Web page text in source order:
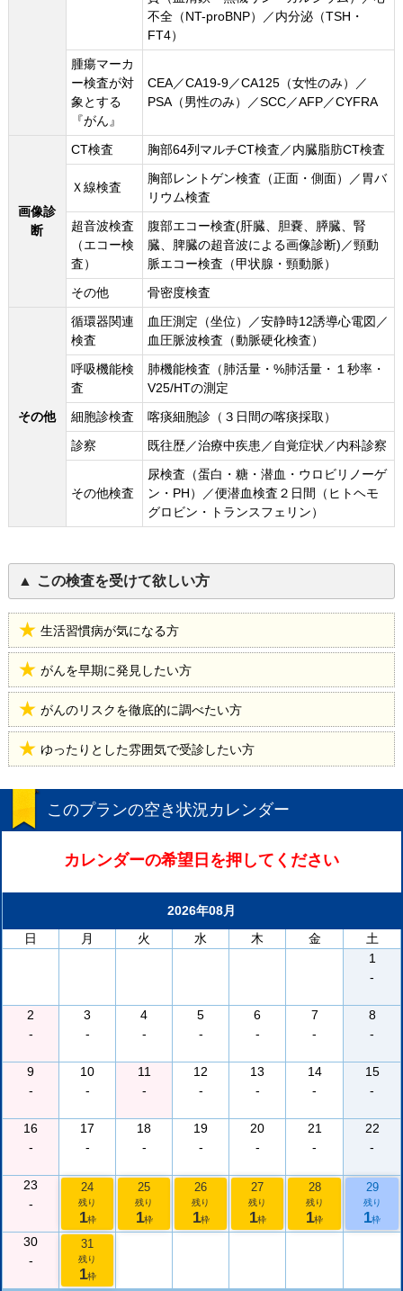
不全（NT-proBNP）／内分泌（TSH・
FT4）
腫瘍マーカ
ー検査が対
象とする
『がん』
CEA／CA19-9／CA125（女性のみ）／
PSA（男性のみ）／SCC／AFP／CYFRA
画像診
断
CT検査 胸部64列マルチCT検査／内臓脂肪CT検査
Ｘ線検査
胸部レントゲン検査（正面・側面）／胃バ
リウム検査
超音波検査
（エコー検
査）
腹部エコー検査(肝臓、胆嚢、膵臓、腎
臓、脾臓の超音波による画像診断)／頸動
脈エコー検査（甲状腺・頸動脈）
その他
骨密度検査
その他
循環器関連
検査
血圧測定（坐位）／安静時12誘導心電図／
血圧脈波検査（動脈硬化検査）
呼吸機能検
査
肺機能検査（肺活量・%肺活量・１秒率・
V25/HTの測定
細胞診検査
喀痰細胞診（３日間の喀痰採取）
診察
既往歴／治療中疾患／自覚症状／内科診察
その他検査
尿検査（蛋白・糖・潜血・ウロビリノーゲ
ン・PH）／便潜血検査２日間（ヒトヘモ
グロビン・トランスフェリン）
この検査を受けて欲しい方
生活習慣病が気になる方
がんを早期に発見したい方
がんのリスクを徹底的に調べたい方
ゆったりとした雰囲気で受診したい方
このプランの空き状況カレンダー
カレンダーの希望日を押してください
2026年08月
日
月 火 水 木 金
土
1
-
2
-
3
-
4
-
5
-
6
-
7
-
8
-
9
-
10
-
11
-
12
-
13
-
14
-
15
-
16
-
17
-
18
-
19
-
20
-
21
-
22
-
23
-
24
残り
1枠
25
残り
1枠
26
残り
1枠
27
残り
1枠
28
残り
1枠
29
残り
1枠
30
-
31
残り
1枠